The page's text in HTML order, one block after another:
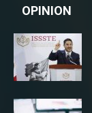
OPINION